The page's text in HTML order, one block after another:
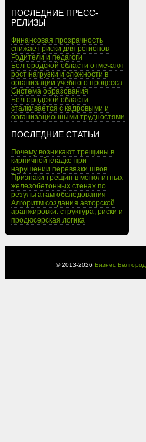
ПОСЛЕДНИЕ ПРЕСС-
РЕЛИЗЫ
Финансовая прозрачность
снижает риски для регионов
Родители и педагоги
Белгородской области отмечают
рост нагрузки и сложности в
организации учебного процесса
Система образования
Белгородской области
сталкивается с кадровыми и
организационными трудностями
ПОСЛЕДНИЕ СТАТЬИ
Почему возникают трещины в
кирпичной кладке при
нарушении перевязки швов
Признаки трещин в монолитных
железобетонных стенах по
результатам обследования
Алгоритм создания авторской
аранжировки: структура, риски и
продюсерская логика
© 2013-2026 Бизнес Белгород